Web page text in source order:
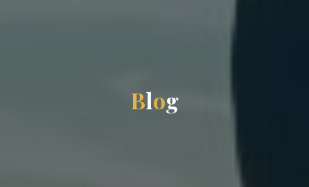
Blog